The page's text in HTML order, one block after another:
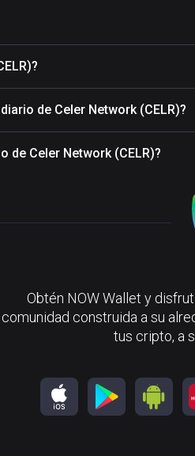
de Celer Network (CELR)?
de Celer Network (CELR)?
Obtén NOW Wallet y
comunidad construida a su
tus cripto, a